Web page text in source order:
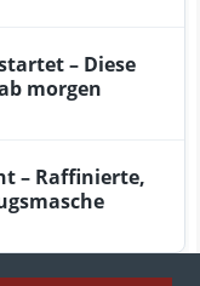
– Diese
morgen
– Raffinierte,